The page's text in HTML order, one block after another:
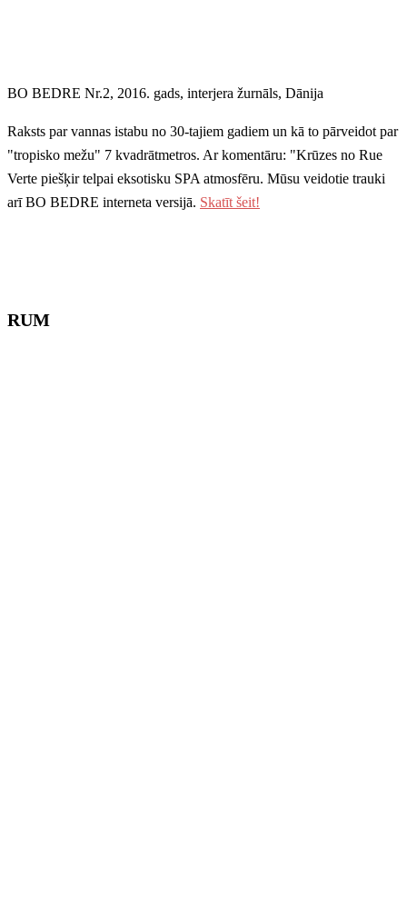
BO BEDRE Nr.2, 2016. gads, interjera žurnāls, Dānija
Raksts par vannas istabu no 30-tajiem gadiem un kā to pārveidot par
"tropisko mežu" 7 kvadrātmetros. Ar komentāru: "Krūzes no Rue
Verte piešķir telpai eksotisku SPA atmosfēru. Mūsu veidotie trauki
arī BO BEDRE interneta versijā. Skatīt šeit!
RUM